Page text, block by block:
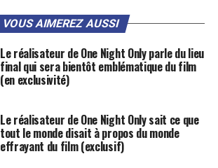
VOUS AIMEREZ AUSSI
Le réalisateur de One Night Only parle du lieu
final qui sera bientôt emblématique du film
(en exclusivité)
Le réalisateur de One Night Only sait ce que
tout le monde disait à propos du monde
effrayant du film (exclusif)